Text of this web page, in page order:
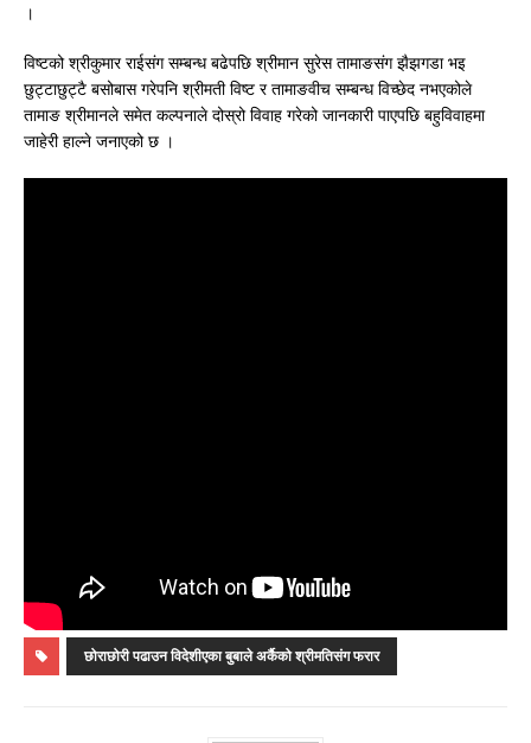
।
विष्टको श्रीकुमार राईसंग सम्बन्ध बढेपछि श्रीमान सुरेस तामाङसंग झैझगडा भइ
छुट्टाछुट्टै बसोबास गरेपनि श्रीमती विष्ट र तामाङवीच सम्बन्ध विच्छेद नभएकोले
तामाङ श्रीमानले समेत कल्पनाले दोस्रो विवाह गरेको जानकारी पाएपछि बहुविवाहमा
जाहेरी हाल्ने जनाएको छ ।
छोराछोरी पढाउन विदेशीएका बुबाले अर्कैको श्रीमतिसंग फरार